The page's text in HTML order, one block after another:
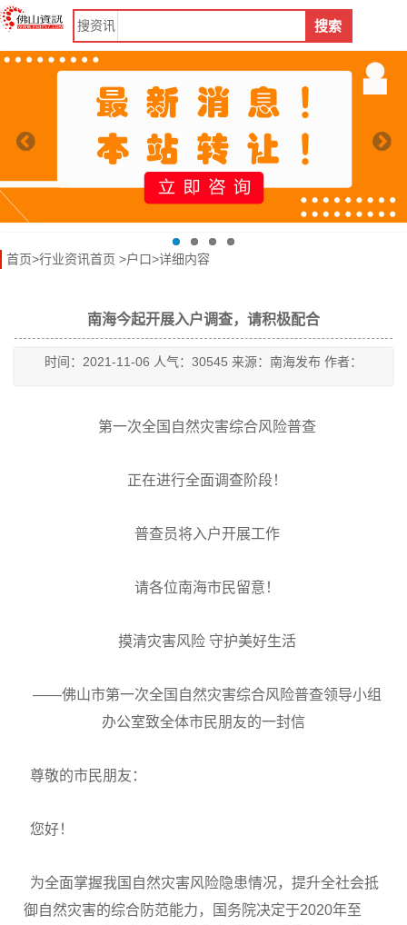
搜资讯 搜索
首页>行业资讯首页 >户口>详细内容
南海今起开展入户调查，请积极配合
时间：2021-11-06 人气：30545 来源：南海发布 作者：
第一次全国自然灾害综合风险普查
正在进行全面调查阶段！
普查员将入户开展工作
请各位南海市民留意！
摸清灾害风险 守护美好生活
——佛山市第一次全国自然灾害综合风险普查领导小组
办公室致全体市民朋友的一封信
尊敬的市民朋友：
您好！
为全面掌握我国自然灾害风险隐患情况，提升全社会抵
御自然灾害的综合防范能力，国务院决定于2020年至